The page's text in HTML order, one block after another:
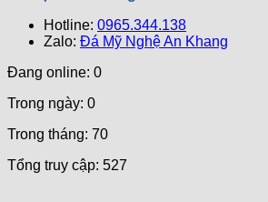
Hotline: 0965.344.138
Zalo: Đá Mỹ Nghệ An Khang
Đang online: 0
Trong ngày: 0
Trong tháng: 70
Tổng truy cập: 527